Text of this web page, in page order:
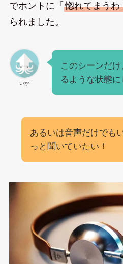
でホントに「 惚れてまうわ
られました。
いか
このシーンだ
るような状態
あるいは音声だけでも
っと聞いていたい！